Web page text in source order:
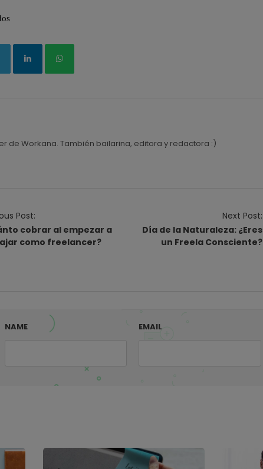
de Workana. También bailarina, editora y redactora :)
Post:
cobrar al empezar a
como freelancer?
Next Post:
Día de la Naturaleza: ¿Eres
un Freela Consciente?
NAME EMAIL